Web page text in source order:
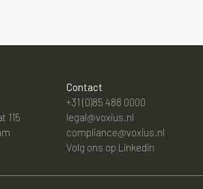
115
Contact
+31 (0)85 488 0000
legal@voxius.nl
compliance@voxius.nl
Volg ons op Linkedin